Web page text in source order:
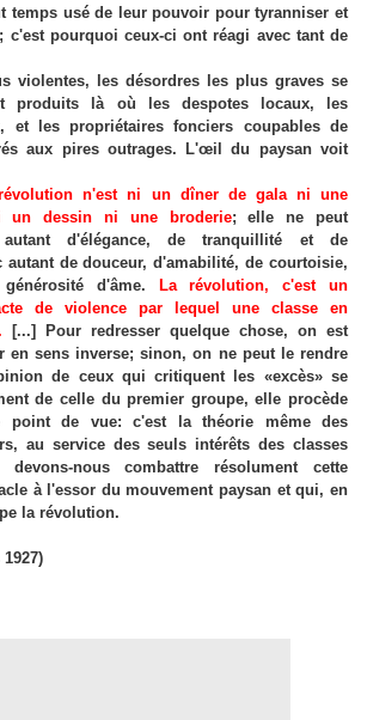
temps usé de leur pouvoir pour tyranniser et
c'est pourquoi ceux-ci ont réagi avec tant de
violentes, les désordres les plus graves se
produits là où les despotes locaux, les
et les propriétaires fonciers coupables de
aux pires outrages. L'œil du paysan voit
n'est ni un dîner de gala ni une
un dessin ni une broderie; elle ne peut
d'élégance, de tranquillité et de
autant de douceur, d'amabilité, de courtoisie,
d'âme.
La révolution, c'est un
de violence par lequel une classe en
[...] Pour redresser quelque chose, on est
en sens inverse; sinon, on ne peut le rendre
de ceux qui critiquent les «excès» se
de celle du premier groupe, elle procède
point de vue: c'est la théorie même des
au service des seuls intérêts des classes
devons-nous combattre résolument cette
à l'essor du mouvement paysan et qui, en
la révolution.